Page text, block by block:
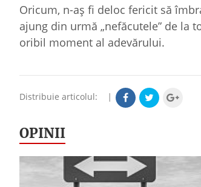
Oricum, n-aş fi deloc fericit să
ajung din urmă „nefăcutele” de la
oribil moment al adevărului.
Distribuie articolul: |
OPINII